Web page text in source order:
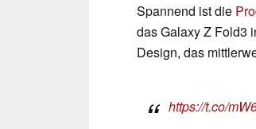
Spannend ist die
das Galaxy Z Fold3
Design, das
https://t.co/